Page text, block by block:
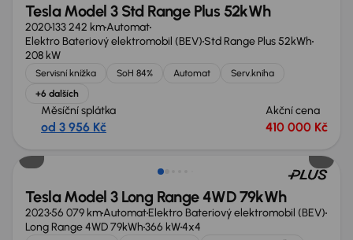
Tesla Model 3 Std Range Plus 52kWh
2020133 242 kmAutomat
Elektro Bateriový elektromobil (BEV)Std Range Plus 52kWh
208 kW
Servisní knížka SoH 84% Automat
Serv.kniha
+6 dalších
Měsíční splátka
od 3 956 Kč
Akční cena
410 000 Kč
Tesla Model 3 Long Range 4WD 79kWh
202356 079 kmAutomatElektro Bateriový elektromobil (BEV)
Long Range 4WD 79kWh366 kW4x4